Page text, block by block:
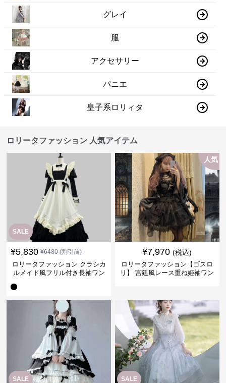
グレイ
服
アクセサリー
パニエ
皇子系ロリィタ
ロリータファッション 人気アイテム
SALE
¥5,830 ¥6480(割引前)
ロリータファッション クラシカ
ルメイド風フリル付き長袖ワン
人気
¥7,970 (税込)
ロリータファッション【ゴスロ
リ】 宮廷風レース重ね姫袖ワン
SALE SALE